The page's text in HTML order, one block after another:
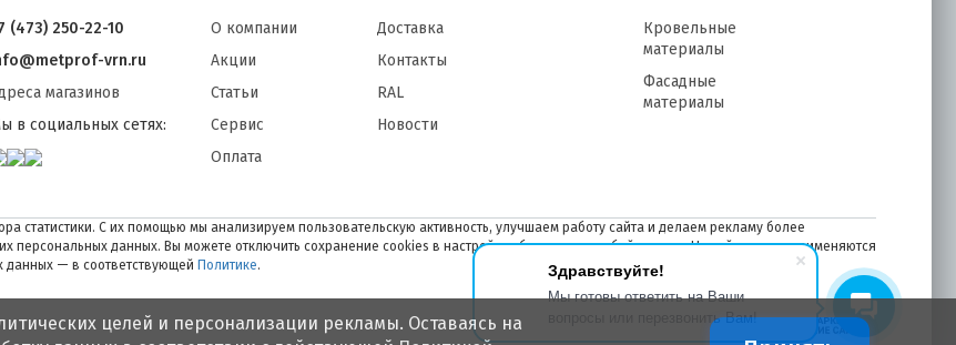
Здравствуйте!
Мы готовы ответить на Ваши
вопросы или перезвонить Вам!
(473) 250-22-10
vrn.ru
магазинов
в социальных сетях:
О компании
Акции
Статьи
Сервис
Оплата
Доставка
Контакты
RAL
Новости
Кровельные
материалы
Фасадные
материалы
статистики. С их помощью мы анализируем пользовательскую активность, улучшаем работу сайта и делаем рекламу более
персональных данных. Вы можете отключить сохранение cookies в настройках браузера в любой момент. На сайте также применяются
данных — в соответствующей Политике.
целей и персонализации рекламы. Оставаясь на